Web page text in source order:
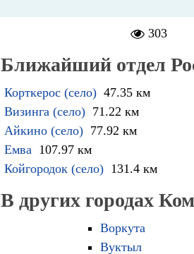
303
Ближайший отдел
Корткерос (село) 47.35 км
Визинга (село) 71.22 км
Айкино (село) 77.92 км
Емва 107.97 км
Койгородок (село) 131.4 км
В других городах
Воркута
Вуктыл